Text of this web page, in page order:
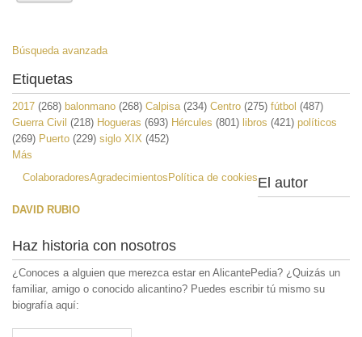
Búsqueda avanzada
Etiquetas
2017 (268) balonmano (268) Calpisa (234) Centro (275) fútbol (487)
Guerra Civil (218) Hogueras (693) Hércules (801) libros (421) políticos
(269) Puerto (229) siglo XIX (452)
Más
ColaboradoresAgradecimientos Política de cookiesEl autor
DAVID RUBIO
Haz historia con nosotros
¿Conoces a alguien que merezca estar en AlicantePedia? ¿Quizás un
familiar, amigo o conocido alicantino? Puedes escribir tú mismo su
biografía aquí: